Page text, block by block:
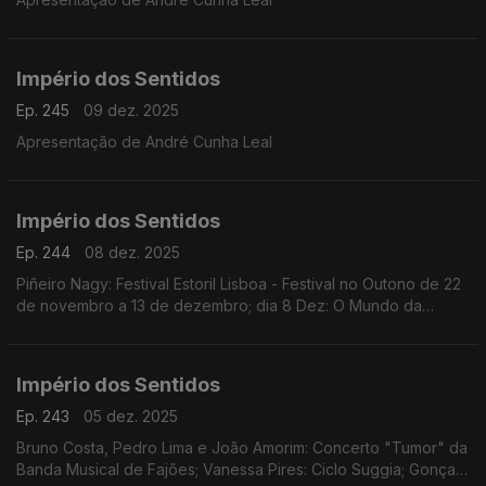
Império dos Sentidos
Ep. 245
09 dez. 2025
Apresentação de André Cunha Leal
Império dos Sentidos
Ep. 244
08 dez. 2025
Piñeiro Nagy: Festival Estoril Lisboa - Festival no Outono de 22
de novembro a 13 de dezembro; dia 8 Dez: O Mundo da
Império dos Sentidos
Ep. 243
05 dez. 2025
Bruno Costa, Pedro Lima e João Amorim: Concerto "Tumor" da
Banda Musical de Fajões; Vanessa Pires: Ciclo Suggia; Gonçalo